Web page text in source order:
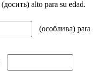
(досить) alto para su edad.
(особлива) para